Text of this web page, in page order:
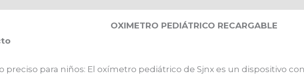
OXIMETRO PEDIÁTRICO RECARGABLE
preciso para niños: El oxímetro pediátrico de Sjnx es un dispositivo